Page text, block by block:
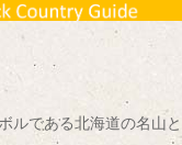
ルである北海道の名山